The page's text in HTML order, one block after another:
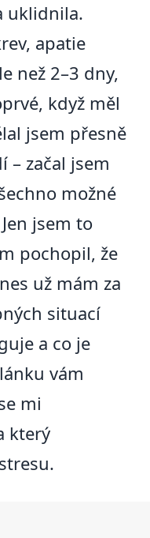
uklidnila.
apatie
než 2–3 dny,
když měl
jsem přesně
– začal jsem
možné
jsem to
pochopil, že
už mám za
situací
a co je
vám
mi
který